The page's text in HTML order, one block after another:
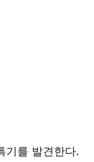
기를 발견한다.